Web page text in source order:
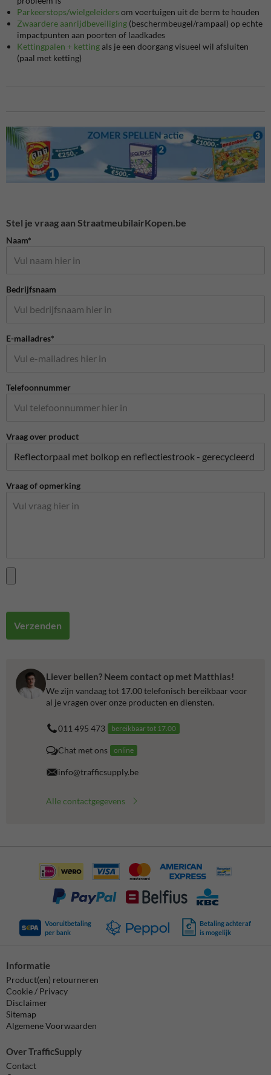
Parkeerstops/wielgeleidersom voertuigen uit de berm te houden
Zwaardere aanrijdbeveiliging (beschermbeugel/rampaal) op echte
impactpunten aan poorten of laadkades
Kettingpalen + kettingals je een doorgang visueel wil afsluiten
(paal met ketting)
Stel je vraag aan StraatmeubilairKopen.be
Naam*
Bedrijfsnaam
E-mailadres*
Telefoonnummer
Vraag over product
Vraag of opmerking
Verzenden
Liever bellen? Neem contact op met Matthias!
We zijn vandaag tot 17.00 telefonisch bereikbaar voor
al je vragen over onze producten en diensten.
011 495 473 bereikbaar tot 17.00
Chat met ons online
info@trafficsupply.be
Alle contactgegevens
Vooruitbetaling
per bank
Betaling achteraf
is mogelijk
Informatie
Product(en) retourneren
Cookie / Privacy
Disclaimer
Sitemap
Algemene Voorwaarden
Over TrafficSupply
Contact